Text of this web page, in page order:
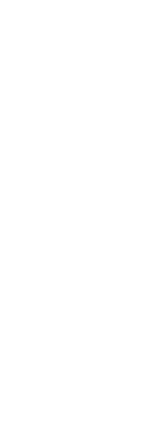
で処理され、認
に統合されてい
ソース単体では
含まれていま
ピュートの分
ーリング、ほぼ
クトストレージ
たエンタープラ
一部として、
ュリティ、コス